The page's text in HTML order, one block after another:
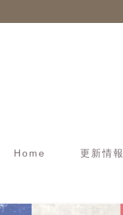
Home 更新情報